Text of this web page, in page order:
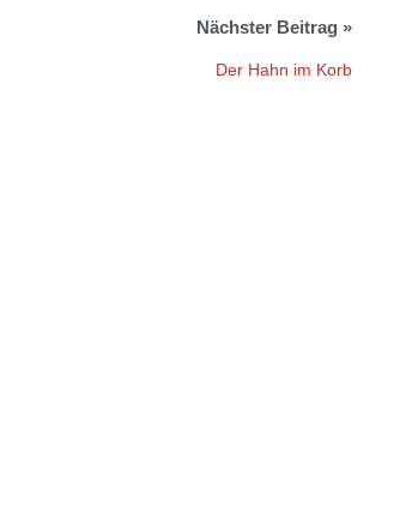
Der Hahn im Korb